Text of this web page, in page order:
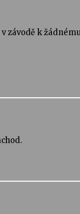
závodě k